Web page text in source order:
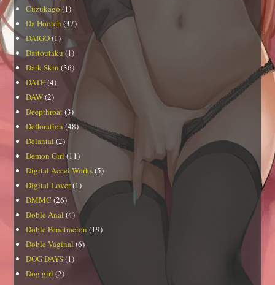
Cuzukago (1)
Da Hootch (37)
DAIGO(1)
Daitoutaku (1)
Dark Skin (36)
DATE(4)
DAW(2)
Deepthroat (3)
Defloration (48)
Delantal (2)
Demon Girl (11)
Digital Accel Works(5)
Digital Lover(1)
DMMC (26)
Doble Anal (4)
Doble Penetracion (19)
Doble Vaginal (6)
DOG DAYS(1)
Dog girl (2)